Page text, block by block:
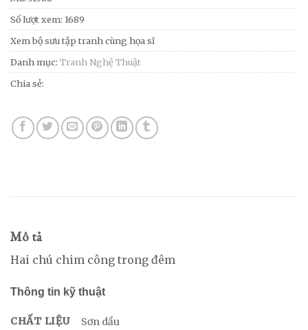
Số lượt xem: 1689
Xem bộ sưu tập tranh cùng họa sĩ
Danh mục: Tranh Nghệ Thuật
Chia sẻ:
Mô tả
Hai chú chim công trong đêm
Thông tin kỹ thuật
CHẤT LIỆU Sơn dầu